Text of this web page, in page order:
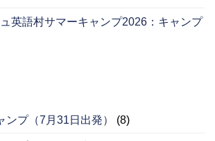
英語村サマーキャンプ2026：キャンプ
プ（7月31日出発） (8)